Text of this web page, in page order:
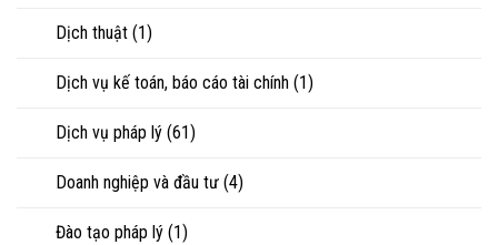
chấp
Dịch thuật (1)
Dịch vụ kế toán, báo cáo tài chính (1)
Dịch vụ pháp lý (61)
Doanh nghiệp và đầu tư (4)
Đào tạo pháp lý (1)